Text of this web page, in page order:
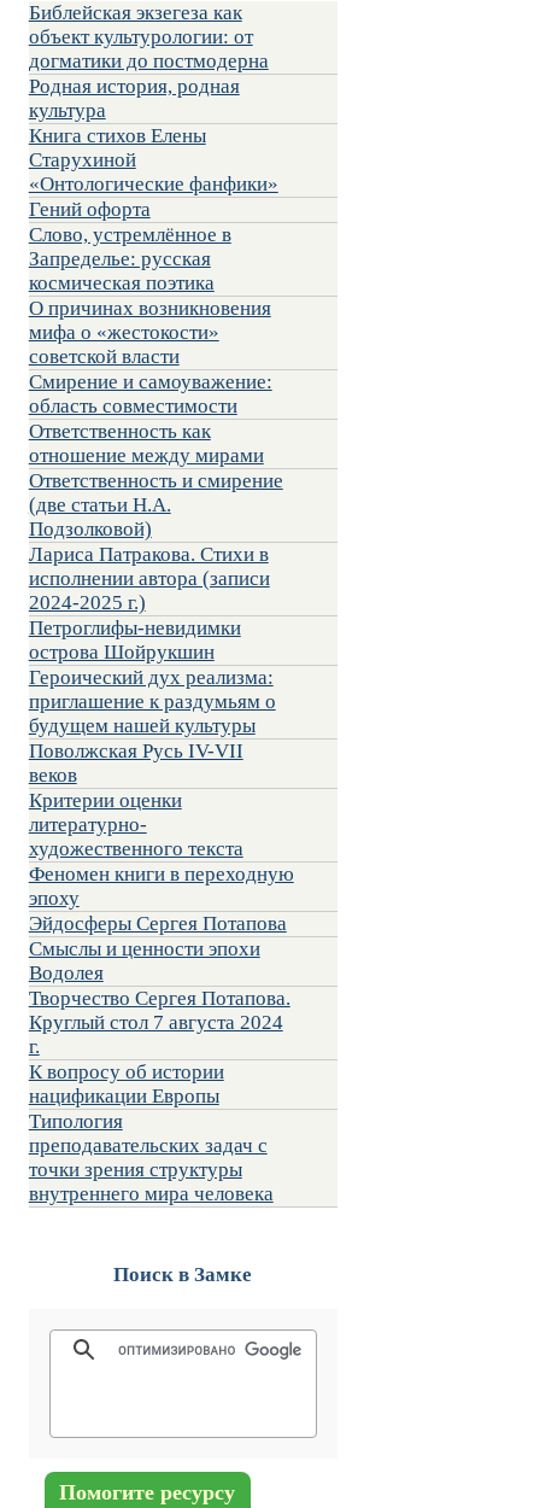
Библейская экзегеза как
объект культурологии: от
догматики до постмодерна
Родная история, родная
культура
Книга стихов Елены
Старухиной
«Онтологические фанфики»
Гений офорта
Слово, устремлённое в
Запределье: русская
космическая поэтика
О причинах возникновения
мифа о «жестокости»
советской власти
Смирение и самоуважение:
область совместимости
Ответственность как
отношение между мирами
Ответственность и смирение
(две статьи Н.А.
Подзолковой)
Лариса Патракова. Стихи в
исполнении автора (записи
2024-2025 г.)
Петроглифы-невидимки
острова Шойрукшин
Героический дух реализма:
приглашение к раздумьям о
будущем нашей культуры
Поволжская Русь IV-VII
веков
Критерии оценки
литературно-
художественного текста
Феномен книги в переходную
эпоху
Эйдосферы Сергея Потапова
Смыслы и ценности эпохи
Водолея
Творчество Сергея Потапова.
Круглый стол 7 августа 2024
г.
К вопросу об истории
нацификации Европы
Типология
преподавательских задач с
точки зрения структуры
внутреннего мира человека
Поиск в Замке
Помогите ресурсу